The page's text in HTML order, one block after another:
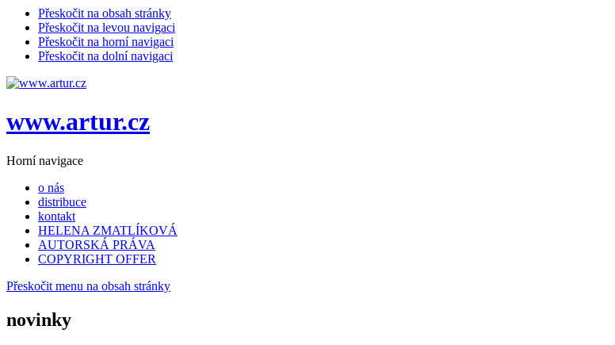
Přeskočit na obsah stránky
Přeskočit na levou navigaci
Přeskočit na horní navigaci
Přeskočit na dolní navigaci
www.artur.cz
Horní navigace
o nás
distribuce
kontakt
HELENA ZMATLÍKOVÁ
AUTORSKÁ PRÁVA
COPYRIGHT OFFER
Přeskočit menu na obsah stránky
novinky